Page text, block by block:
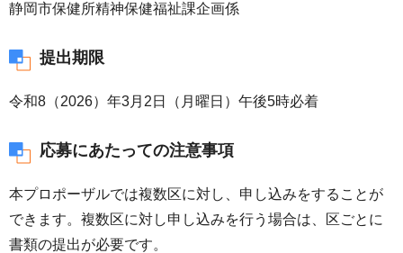
静岡市保健所精神保健福祉課企画係
提出期限
令和8（2026）年3月2日（月曜日）午後5時必着
応募にあたっての注意事項
本プロポーザルでは複数区に対し、申し込みをすることが
できます。複数区に対し申し込みを行う場合は、区ごとに
書類の提出が必要です。